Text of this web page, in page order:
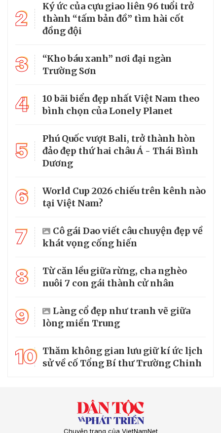
2
Ký ức của cựu giao liên 96 tuổi trở
thành “tấm bản đồ” tìm hài cốt
đồng đội
3
“Kho báu xanh” nơi đại ngàn
Trường Sơn
4
10 bãi biển đẹp nhất Việt Nam theo
bình chọn của Lonely Planet
5
Phú Quốc vượt Bali, trở thành hòn
đảo đẹp thứ hai châu Á - Thái Bình
Dương
6
World Cup 2026 chiếu trên kênh nào
tại Việt Nam?
7
Cô gái Dao viết câu chuyện đẹp về
khát vọng cống hiến
8
Từ căn lều giữa rừng, cha nghèo
nuôi 7 con gái thành cử nhân
9
Làng cổ đẹp như tranh vẽ giữa
lòng miền Trung
10 Thăm không gian lưu giữ kí ức lịch
sử về cố Tổng Bí thư Trường Chinh
Chuyên trang của VietNamNet